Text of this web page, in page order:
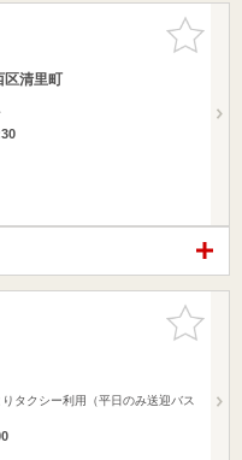
お気に入
りに追加
区清里町
お気に入
りに追加
タクシー利用（平日のみ送迎バス